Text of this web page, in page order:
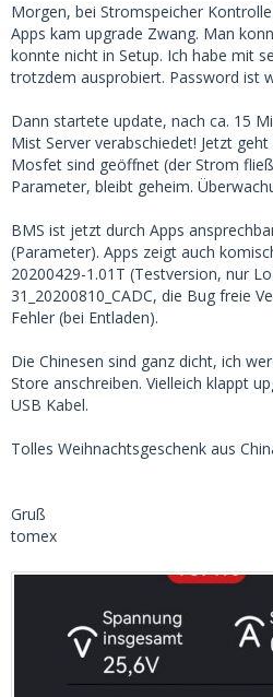
Morgen, bei Stromspeicher
Apps kam upgrade Zwang. Man
konnte nicht in Setup. Ich habe mit
trotzdem ausprobiert. Password ist
Dann startete update, nach ca. 15
Mist Server verabschiedet! Jetzt
Mosfet sind geöffnet (der Strom
Parameter, bleibt geheim.
BMS ist jetzt durch Apps
(Parameter). Apps zeigt auch
20200429-1.01T (Testversion, nur
31_20200810_CADC, die Bug freie
Fehler (bei Entladen).
Die Chinesen sind ganz dicht, ich
Store anschreiben. Vielleich klappt
USB Kabel.
Tolles Weihnachtsgeschenk aus
Gruß
tomex